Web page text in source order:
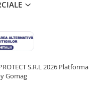
S.R.L 2026 Platforma
Gomag